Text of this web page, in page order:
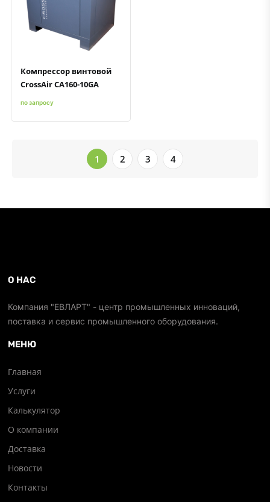
Добавить к сравнению
Добавить в избранное
Компрессор винтовой
CrossAir CA160-10GA
по запросу
1 2 3 4
О НАС
Компания "ЕВЛАРТ" - центр промышленных инноваций,
поставка и сервис промышленного оборудования.
МЕНЮ
Главная
Услуги
Калькулятор
О компании
Доставка
Новости
Контакты